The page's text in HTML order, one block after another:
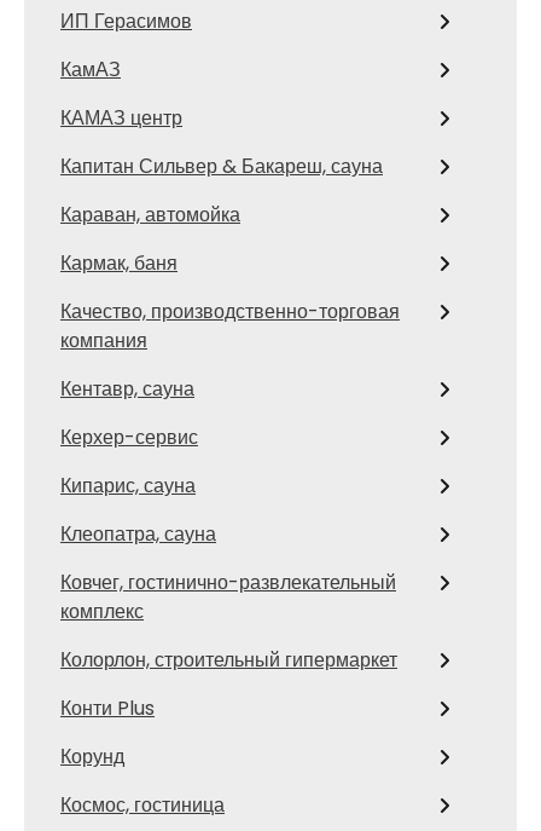
ИП Герасимов
КамАЗ
КАМАЗ центр
Капитан Сильвер & Бакареш, сауна
Караван, автомойка
Кармак, баня
Качество, производственно-торговая
компания
Кентавр, сауна
Керхер-сервис
Кипарис, сауна
Клеопатра, сауна
Ковчег, гостинично-развлекательный
комплекс
Колорлон, строительный гипермаркет
Конти Plus
Корунд
Космос, гостиница